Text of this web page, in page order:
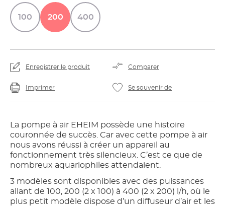
100 200 400
Enregistrer le produit Comparer
Imprimer Se souvenir de
La pompe à air EHEIM possède une histoire
couronnée de succès. Car avec cette pompe à air
nous avons réussi à créer un appareil au
fonctionnement très silencieux. C’est ce que de
nombreux aquariophiles attendaient.
3 modèles sont disponibles avec des puissances
allant de 100, 200 (2 x 100) à 400 (2 x 200) l/h, où le
plus petit modèle dispose d’un diffuseur d’air et les